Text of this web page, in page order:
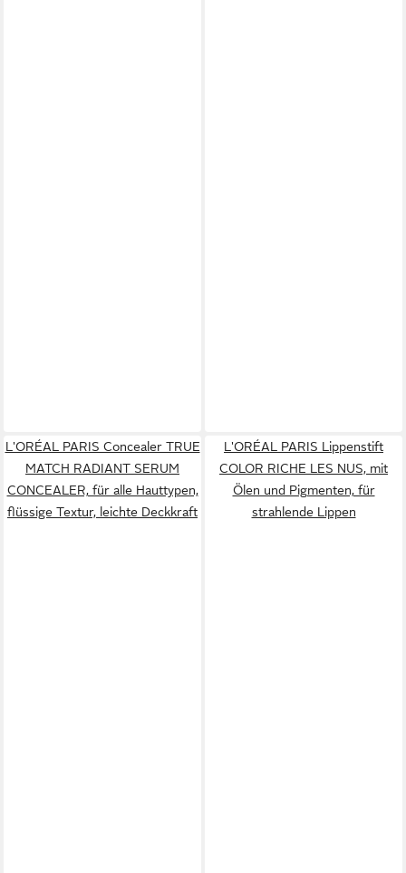
L'ORÉAL PARIS Concealer TRUE
MATCH RADIANT SERUM
CONCEALER, für alle Hauttypen,
flüssige Textur, leichte Deckkraft
L'ORÉAL PARIS Lippenstift
COLOR RICHE LES NUS, mit
Ölen und Pigmenten, für
strahlende Lippen